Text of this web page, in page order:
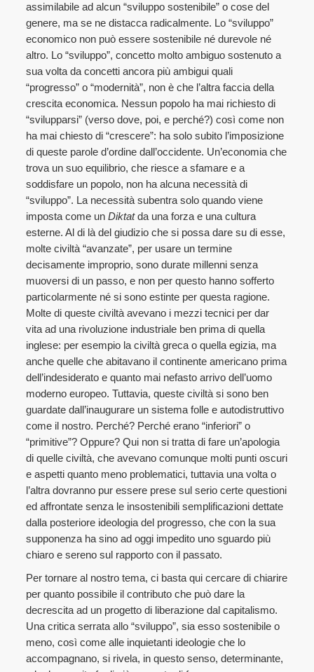
assimilabile ad alcun “sviluppo sostenibile” o cose del
genere, ma se ne distacca radicalmente. Lo “sviluppo”
economico non può essere sostenibile né durevole né
altro. Lo “sviluppo”, concetto molto ambiguo sostenuto a
sua volta da concetti ancora più ambigui quali
“progresso” o “modernità”, non è che l’altra faccia della
crescita economica. Nessun popolo ha mai richiesto di
“svilupparsi” (verso dove, poi, e perché?) così come non
ha mai chiesto di “crescere”: ha solo subito l’imposizione
di queste parole d’ordine dall’occidente. Un’economia che
trova un suo equilibrio, che riesce a sfamare e a
soddisfare un popolo, non ha alcuna necessità di
“sviluppo”. La necessità subentra solo quando viene
imposta come unDiktatda una forza e una cultura
esterne. Al di là del giudizio che si possa dare su di esse,
molte civiltà “avanzate”, per usare un termine
decisamente improprio, sono durate millenni senza
muoversi di un passo, e non per questo hanno sofferto
particolarmente né si sono estinte per questa ragione.
Molte di queste civiltà avevano i mezzi tecnici per dar
vita ad una rivoluzione industriale ben prima di quella
inglese: per esempio la civiltà greca o quella egizia, ma
anche quelle che abitavano il continente americano prima
dell’indesiderato e quanto mai nefasto arrivo dell’uomo
moderno europeo. Tuttavia, queste civiltà si sono ben
guardate dall’inaugurare un sistema folle e autodistruttivo
come il nostro. Perché? Perché erano “inferiori” o
“primitive”? Oppure? Qui non si tratta di fare un’apologia
di quelle civiltà, che avevano comunque molti punti oscuri
e aspetti quanto meno problematici, tuttavia una volta o
l’altra dovranno pur essere prese sul serio certe questioni
ed affrontate senza le insostenibili semplificazioni dettate
dalla posteriore ideologia del progresso, che con la sua
supponenza ha sino ad oggi impedito uno sguardo più
chiaro e sereno sul rapporto con il passato.
Per tornare al nostro tema, ci basta qui cercare di chiarire
per quanto possibile il contributo che può dare la
decrescita ad un progetto di liberazione dal capitalismo.
Una critica serrata allo “sviluppo”, sia esso sostenibile o
meno, così come alle inquietanti ideologie che lo
accompagnano, si rivela, in questo senso, determinante,